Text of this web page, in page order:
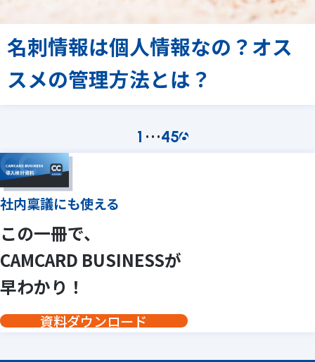
名刺情報は個人情報なの？オス
スメの管理方法とは？
1 …456
社内稟議にも使える
この一冊で、
CAMCARD BUSINESSが
早わかり！
資料ダウンロード